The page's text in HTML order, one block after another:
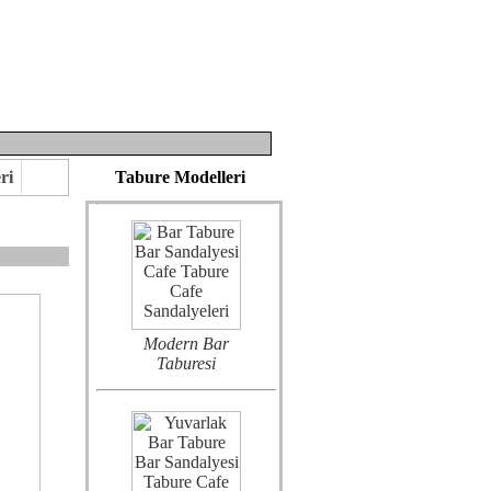
Tabure Modelleri
Metal Bar Tabure
Modern Bar
Taburesi